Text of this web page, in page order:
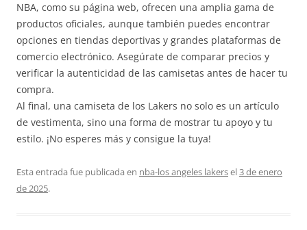
NBA, como su página web, ofrecen una amplia gama de
productos oficiales, aunque también puedes encontrar
opciones en tiendas deportivas y grandes plataformas de
comercio electrónico. Asegúrate de comparar precios y
verificar la autenticidad de las camisetas antes de hacer tu
compra.
Al final, una camiseta de los Lakers no solo es un artículo
de vestimenta, sino una forma de mostrar tu apoyo y tu
estilo. ¡No esperes más y consigue la tuya!
Esta entrada fue publicada en nba-los angeles lakersel3 de enero
de 2025.